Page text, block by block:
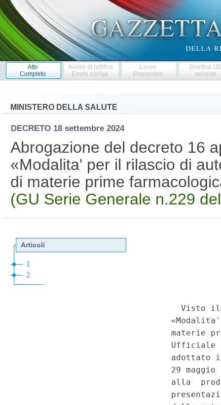
Atto
Completo
Avviso di rettifica
Errata corrige
Lavori
Preparatori
Direttive
recepite
MINISTERO DELLA SALUTE
DECRETO 18 settembre 2024
Abrogazione del decreto 16
«Modalita' per il rilascio di
di materie prime
(GU Serie Generale n.229